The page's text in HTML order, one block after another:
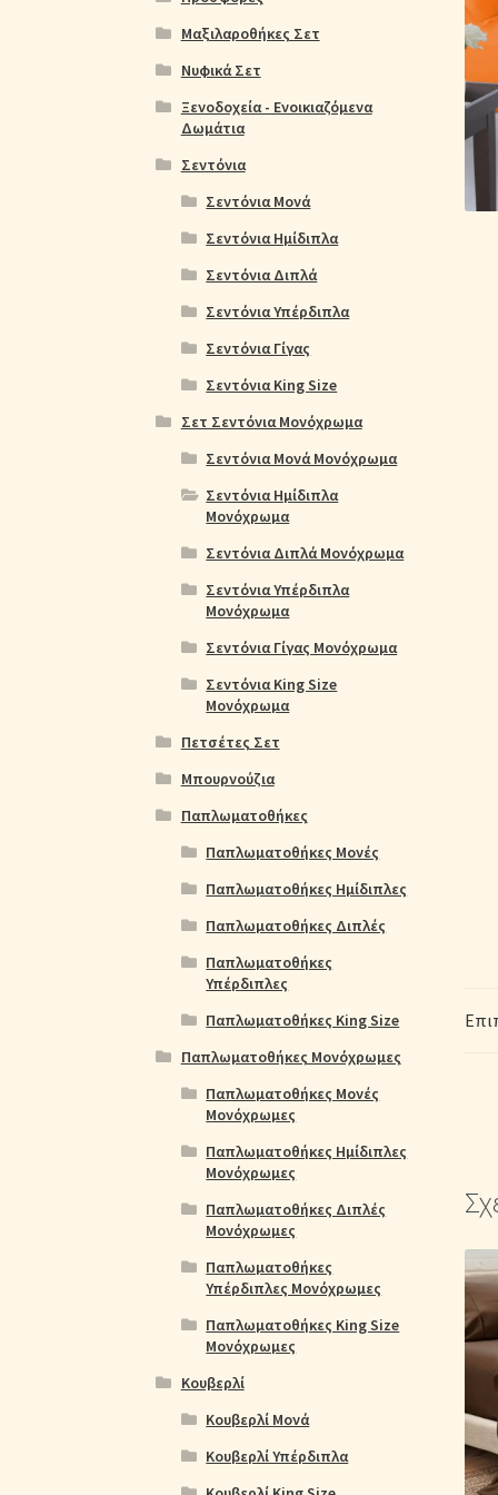
Πικέ Κουβέρτες
Μαξιλαροθήκες Σετ
Νυφικά Σετ
Ξενοδοχεία - Ενοικιαζόμενα
Δωμάτια
Σεντόνια
Σεντόνια Μονά
Σεντόνια Ημίδιπλα
Σεντόνια Διπλά
Σεντόνια Υπέρδιπλα
Σεντόνια Γίγας
Σεντόνια King Size
Σετ Σεντόνια Μονόχρωμα
Σεντόνια Μονά Μονόχρωμα
Σεντόνια Ημίδιπλα
Μονόχρωμα
Σεντόνια Διπλά Μονόχρωμα
Σεντόνια Υπέρδιπλα
Μονόχρωμα
Σεντόνια Γίγας Μονόχρωμα
Σεντόνια King Size
Μονόχρωμα
Πετσέτες Σετ
Μπουρνούζια
Παπλωματοθήκες
Παπλωματοθήκες Μονές
Παπλωματοθήκες Ημίδιπλες
Παπλωματοθήκες Διπλές
Παπλωματοθήκες
Υπέρδιπλες
Παπλωματοθήκες King Size
Παπλωματοθήκες Μονόχρωμες
Παπλωματοθήκες Μονές
Μονόχρωμες
Παπλωματοθήκες Ημίδιπλες
Μονόχρωμες
Παπλωματοθήκες Διπλές
Μονόχρωμες
Παπλωματοθήκες
Υπέρδιπλες Μονόχρωμες
Παπλωματοθήκες King Size
Μονόχρωμες
Κουβερλί
Κουβερλί Μονά
Κουβερλί Υπέρδιπλα